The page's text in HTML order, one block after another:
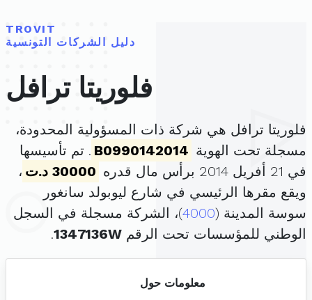
TROVIT
دليل الشركات التونسية
فلوريتا ترافل
فلوريتا ترافل هي شركة ذات المسؤولية المحدودة،
مسجلة تحت الهوية B0990142014 . تم تأسيسها
في 21 أفريل 2014 برأس مال قدره
30000 د.ت
،
ويقع مقرها الرئيسي في شارع ليوبولد سانغور
سوسة المدينة (4000)، الشركة مسجلة في السجل
الوطني للمؤسسات تحت الرقم 1347136W
.
معلومات حول